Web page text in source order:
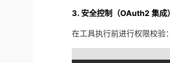
3. 安全控制（OAuth2 集成）
在工具执行前进行权限校验：